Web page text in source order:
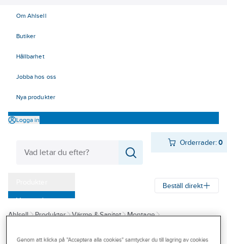
Om Ahlsell
Butiker
Hållbarhet
Jobba hos oss
Nya produkter
Logga in
Orderrader:0
Varumärken
Kampanjer
Outlet
Beställ direkt
Ahlsell Produkter Värme & Sanitet
Montage
Genom att klicka på "Acceptera alla cookies" samtycker du till lagring av cookies